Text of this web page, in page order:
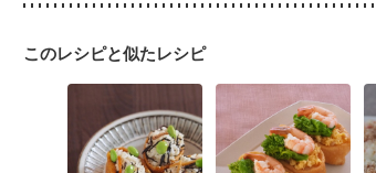
このレシピと似たレシピ